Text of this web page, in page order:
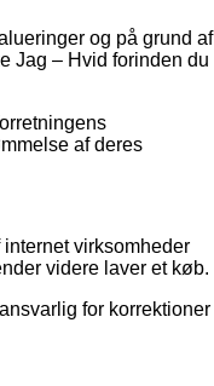
og på grund af
Jag – Hvid forinden du
af deres
virksomheder
videre laver et køb.
for korrektioner